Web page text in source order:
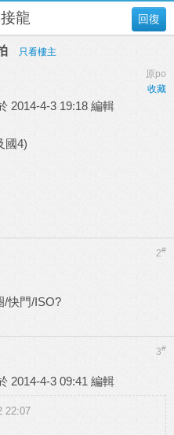
回復
龍
只看樓主
原po
收藏
2014-4-3 19:18 編輯
國4)
2#
/快門/ISO?
3#
2014-4-3 09:41 編輯
22:07